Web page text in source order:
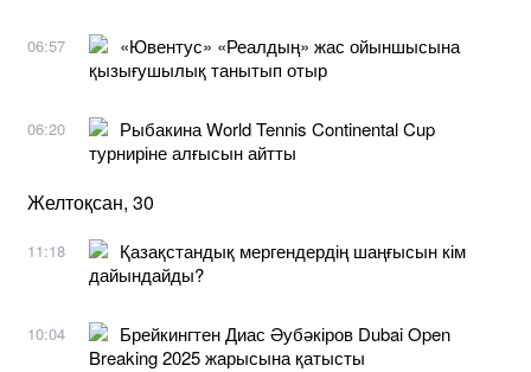
06:57
«Ювентус» «Реалдың» жас ойыншысына
қызығушылық танытып отыр
06:20
Рыбакина World Tennis Continental Cup
турниріне алғысын айтты
Желтоқсан, 30
11:18
Қазақстандық мергендердің шаңғысын кім
дайындайды?
10:04
Брейкингтен Диас Әубәкіров Dubai Open
Breaking 2025 жарысына қатысты